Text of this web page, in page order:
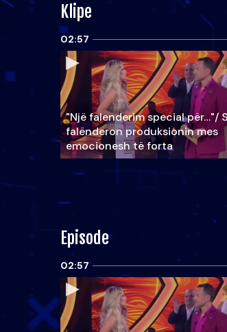
Klipe
02:57
"Një falenderim special për…"/
falënderon produksionin mes
emocionesh të forta
Episode
02:57